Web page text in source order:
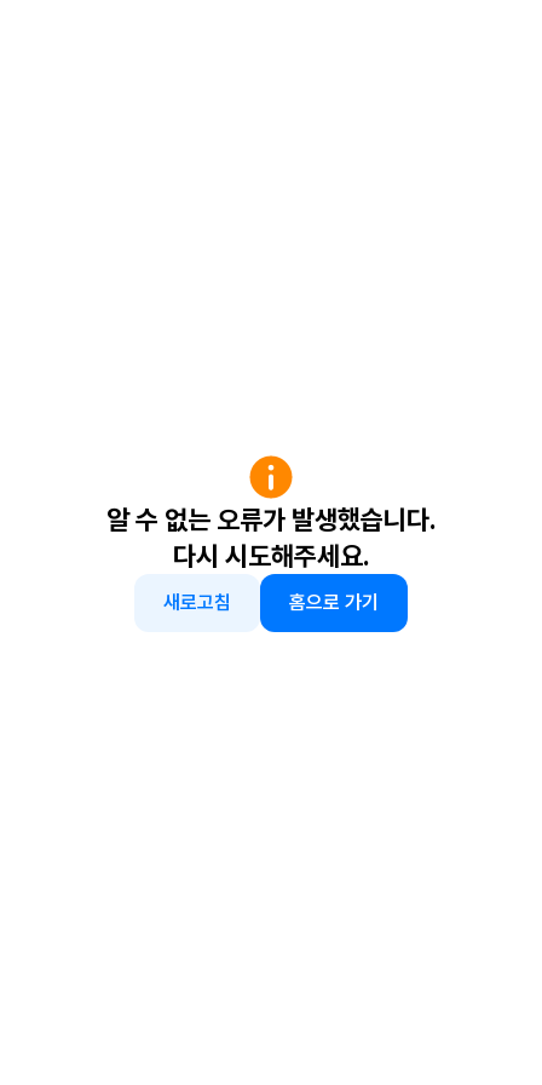
알 수 없는 오류가 발생했습니다.
다시 시도해주세요.
새로고침 홈으로 가기